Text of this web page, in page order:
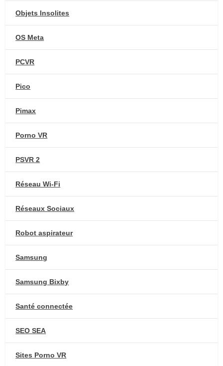
Objets Insolites
OS Meta
PCVR
Pico
Pimax
Porno VR
PSVR 2
Réseau Wi-Fi
Réseaux Sociaux
Robot aspirateur
Samsung
Samsung Bixby
Santé connectée
SEO SEA
Sites Porno VR